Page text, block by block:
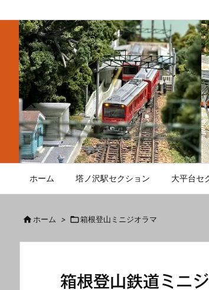
ホーム 塔ノ沢駅セクション 大平台セ
 ホーム > 箱根登山ミニジオラマ
箱根登山鉄道ミニ